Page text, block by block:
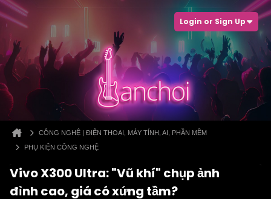
Login or Sign Up
CÔNG NGHỆ | ĐIỆN THOẠI, MÁY TÍNH, AI, PHẦN MỀM
PHỤ KIỆN CÔNG NGHỆ
Vivo X300 Ultra: "Vũ khí" chụp ảnh
đỉnh cao, giá có xứng tầm?